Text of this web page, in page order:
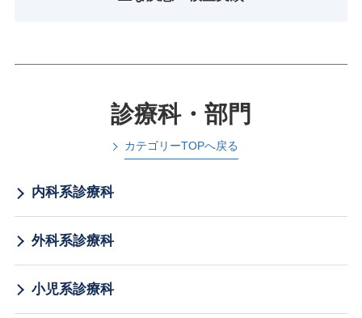
診療科・部門
カテゴリーTOPへ戻る
内科系診療科
外科系診療科
小児系診療科